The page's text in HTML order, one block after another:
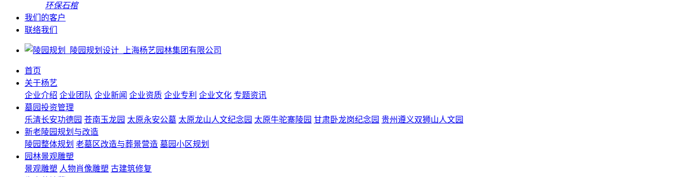
环保石棺
我们的客户
联络我们
首页
关于杨艺
企业介绍 企业团队 企业新闻 企业资质 企业专利 企业文化 专题资讯
墓园投资管理
乐清长安功德园 苍南玉龙园 太原永安公墓 太原龙山人文纪念园 太原牛驼寨陵园 甘肃卧龙岗纪念园 贵州遵义双狮山人文园
新老陵园规划与改造
陵园整体规划 老墓区改造与葬景营造 墓园小区规划
园林景观雕塑
景观雕塑 人物肖像雕塑 古建筑修复